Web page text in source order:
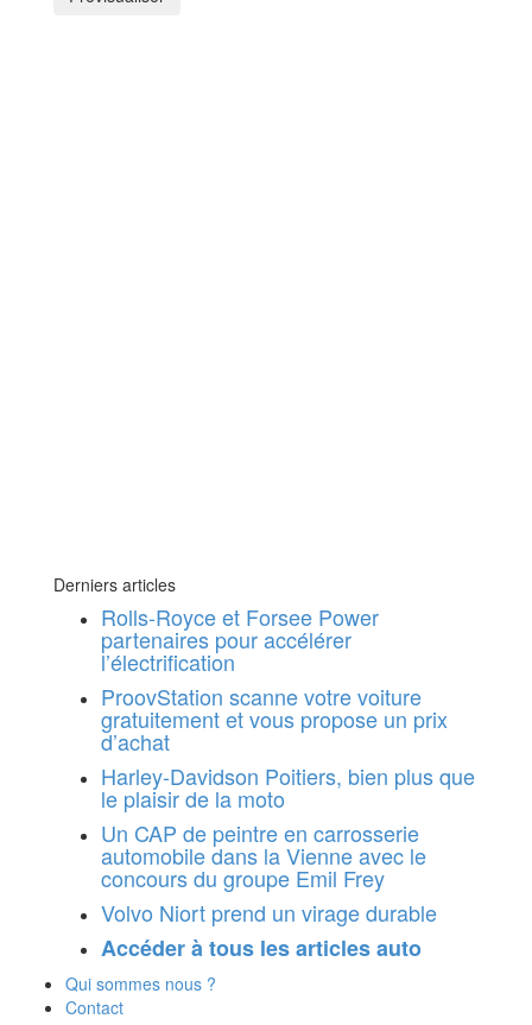
Derniers articles
Rolls-Royce et Forsee Power
partenaires pour accélérer
l’électrification
ProovStation scanne votre voiture
gratuitement et vous propose un prix
d’achat
Harley-Davidson Poitiers, bien plus que
le plaisir de la moto
Un CAP de peintre en carrosserie
automobile dans la Vienne avec le
concours du groupe Emil Frey
Volvo Niort prend un virage durable
Accéder à tous les articles auto
Qui sommes nous ?
Contact